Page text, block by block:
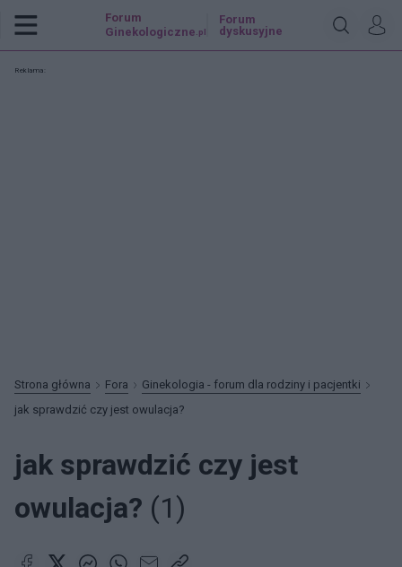
Forum
Ginekologiczne .pl
Forum
dyskusyjne
Reklama:
Strona główna Fora
Ginekologia - forum dla rodziny i pacjentki
jak sprawdzić czy jest owulacja?
jak sprawdzić czy jest
owulacja? (1)